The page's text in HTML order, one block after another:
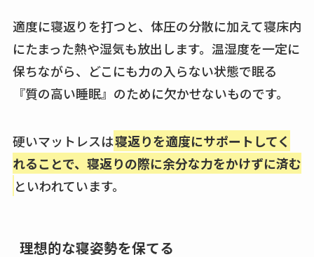
適度に寝返りを打つと、体圧の分散に加えて寝床内
にたまった熱や湿気も放出します。温湿度を一定に
保ちながら、どこにも力の入らない状態で眠る
『質の高い睡眠』のために欠かせないものです。
硬いマットレスは寝返りを適度にサポートしてく
れることで、寝返りの際に余分な力をかけずに済む
といわれています。
理想的な寝姿勢を保てる